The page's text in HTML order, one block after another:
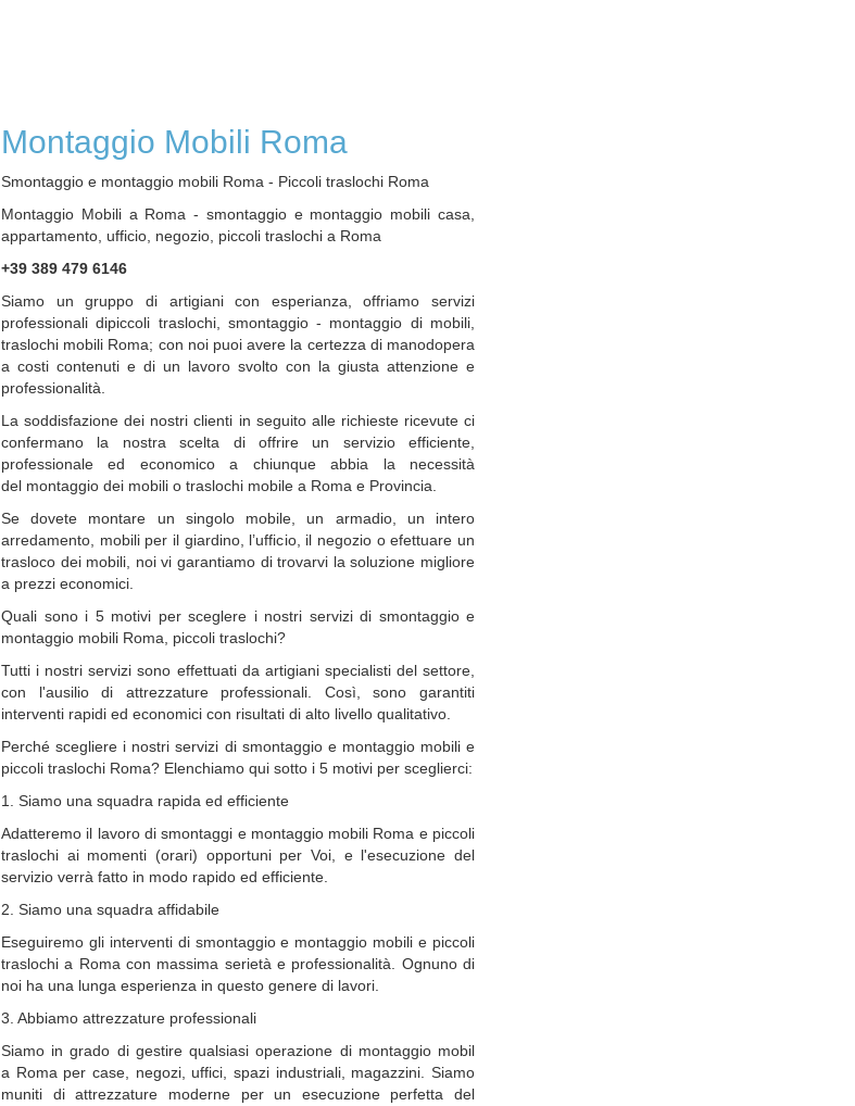
Montaggio Mobili Roma
Smontaggio e montaggio mobili Roma - Piccoli traslochi Roma
Montaggio Mobili a Roma - smontaggio e montaggio mobili casa,
appartamento, ufficio, negozio, piccoli traslochi a Roma
+39 389 479 6146
Siamo un gruppo di artigiani con esperianza, offriamo servizi
professionali dipiccoli traslochi, smontaggio - montaggio di mobili,
traslochi mobili Roma; con noi puoi avere la certezza di manodopera
a costi contenuti e di un lavoro svolto con la giusta attenzione e
professionalità.
La soddisfazione dei nostri clienti in seguito alle richieste ricevute ci
confermano la nostra scelta di offrire un servizio efficiente,
professionale ed economico a chiunque abbia la necessità
del montaggio dei mobili o traslochi mobile a Roma e Provincia.
Se dovete montare un singolo mobile, un armadio, un intero
arredamento, mobili per il giardino, l’ufficio, il negozio o efettuare un
trasloco dei mobili, noi vi garantiamo di trovarvi la soluzione migliore
a prezzi economici.
Quali sono i 5 motivi per sceglere i nostri servizi di smontaggio e
montaggio mobili Roma, piccoli traslochi?
Tutti i nostri servizi sono effettuati da artigiani specialisti del settore,
con l'ausilio di attrezzature professionali. Così, sono garantiti
interventi rapidi ed economici con risultati di alto livello qualitativo.
Perché scegliere i nostri servizi di smontaggio e montaggio mobili e
piccoli traslochi Roma? Elenchiamo qui sotto i 5 motivi per sceglierci:
1. Siamo una squadra rapida ed efficiente
Adatteremo il lavoro di smontaggi e montaggio mobili Roma e piccoli
traslochi ai momenti (orari) opportuni per Voi, e l'esecuzione del
servizio verrà fatto in modo rapido ed efficiente.
2. Siamo una squadra affidabile
Eseguiremo gli interventi di smontaggio e montaggio mobili e piccoli
traslochi a Roma con massima serietà e professionalità. Ognuno di
noi ha una lunga esperienza in questo genere di lavori.
3. Abbiamo attrezzature professionali
Siamo in grado di gestire qualsiasi operazione di montaggio mobil
a Roma per case, negozi, uffici, spazi industriali, magazzini. Siamo
muniti di attrezzature moderne per un esecuzione perfetta del